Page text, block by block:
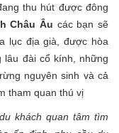
thu hút được đông
Châu Âu các bạn sẽ
lục địa già, được hòa
lâu đài cổ kính, những
nguyên sinh và cả
tham quan thú vị
khách quan tâm tìm